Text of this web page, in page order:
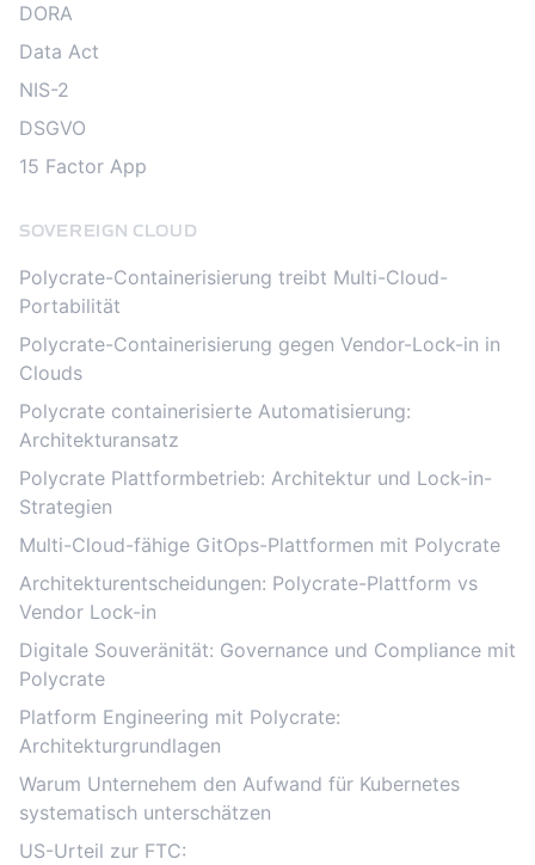
DORA
Data Act
NIS-2
DSGVO
15 Factor App
SOVEREIGN CLOUD
Polycrate-Containerisierung treibt Multi-Cloud-
Portabilität
Polycrate-Containerisierung gegen Vendor-Lock-in in
Clouds
Polycrate containerisierte Automatisierung:
Architekturansatz
Polycrate Plattformbetrieb: Architektur und Lock-in-
Strategien
Multi-Cloud-fähige GitOps-Plattformen mit Polycrate
Architekturentscheidungen: Polycrate-Plattform vs
Vendor Lock-in
Digitale Souveränität: Governance und Compliance mit
Polycrate
Platform Engineering mit Polycrate:
Architekturgrundlagen
Warum Unternehem den Aufwand für Kubernetes
systematisch unterschätzen
US-Urteil zur FTC: